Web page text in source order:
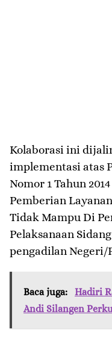
Kolaborasi ini
implementasi atas
Nomor 1 Tahun
Pemberian
Tidak Mampu Di
Pelaksanaan
pengadilan Negeri/
Baca juga:
Hadiri
Andi Silangen